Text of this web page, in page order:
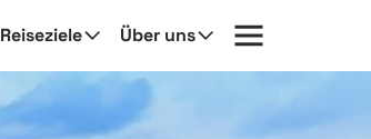
Reiseziele Über uns